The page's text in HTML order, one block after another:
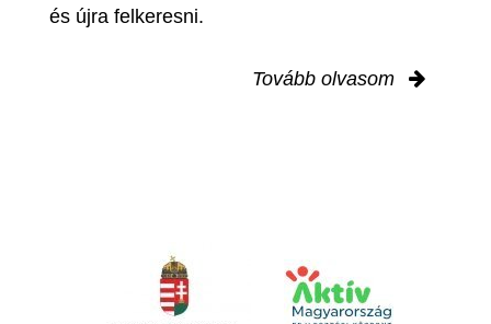
és újra felkeresni.
Tovább olvasom